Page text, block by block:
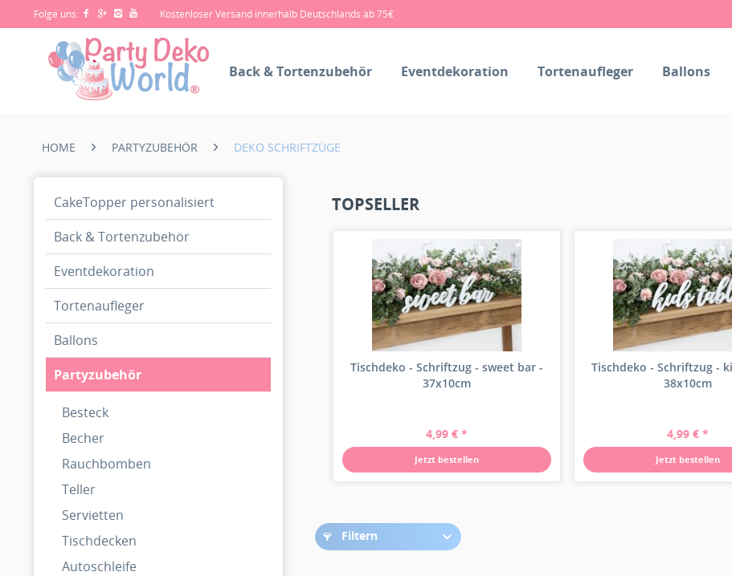
Folge uns: Kostenloser Versand innerhalb Deutschlands ab 75€
Back & Tortenzubehör Eventdekoration Tortenaufleger Ballons
HOME PARTYZUBEHÖR DEKO SCHRIFTZÜGE
CakeTopper personalisiert
Back & Tortenzubehör
Eventdekoration
Tortenaufleger
Ballons
Partyzubehör
Besteck
Becher
Rauchbomben
Teller
Servietten
Tischdecken
Autoschleife
TOPSELLER
Tischdeko - Schriftzug - sweet bar -
37x10cm
4,99 € *
Jetzt bestellen
Tischdeko - Schriftzug -
38x10cm
4,99 € *
Jetzt bestellen
Filtern